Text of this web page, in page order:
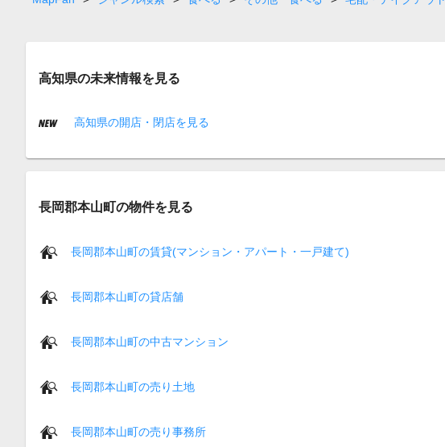
高知県の未来情報を見る
高知県の開店・閉店を見る
長岡郡本山町の物件を見る
長岡郡本山町の賃貸(マンション・アパート・一戸建て)
長岡郡本山町の貸店舗
長岡郡本山町の中古マンション
長岡郡本山町の売り土地
長岡郡本山町の売り事務所